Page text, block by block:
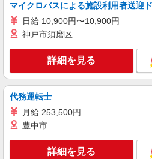
間） ※固定残業時
手当として別途支
（上記給与とは別に支給） 下記資格
歓迎 ・認知症介護
者研修 ・介護福祉
キープ
派遣社員
亀戸駅＊日勤のみ/
の看護スタッフ
時給2400円〜
マイクロバスによる施設利用者送迎
日給 10,900円〜10,900円
神戸市須磨区
詳細を見る
代務運転士
月給 253,500円
豊中市
詳細を見る